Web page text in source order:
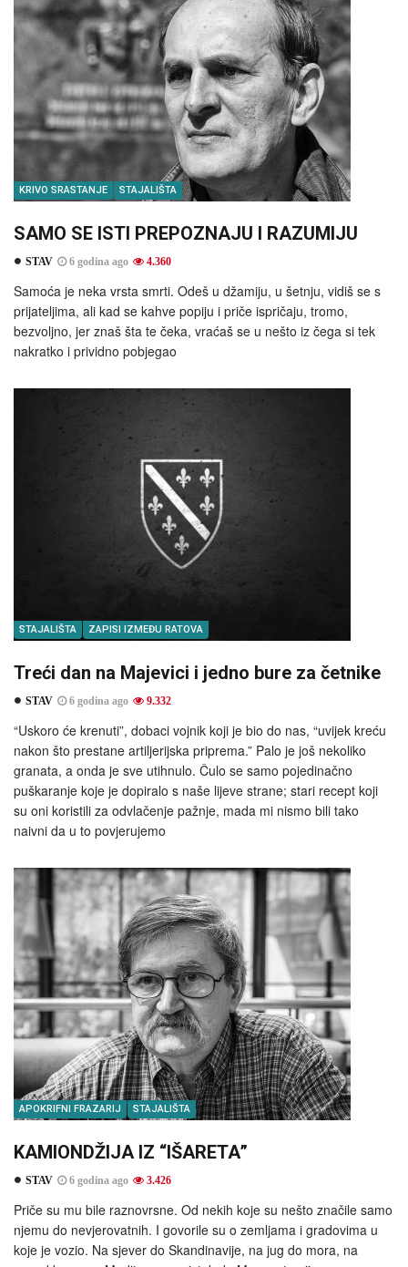
KRIVO SRASTANJE STAJALIŠTA
SAMO SE ISTI PREPOZNAJU I RAZUMIJU
STAV 6 godina ago 4.360
Samoća je neka vrsta smrti. Odeš u džamiju, u šetnju, vidiš se s
prijateljima, ali kad se kahve popiju i priče ispričaju, tromo,
bezvoljno, jer znaš šta te čeka, vraćaš se u nešto iz čega si tek
nakratko i prividno pobjegao
STAJALIŠTA ZAPISI IZMEĐU RATOVA
Treći dan na Majevici i jedno bure za četnike
STAV 6 godina ago 9.332
“Uskoro će krenuti”, dobaci vojnik koji je bio do nas, “uvijek kreću
nakon što prestane artiljerijska priprema.” Palo je još nekoliko
granata, a onda je sve utihnulo. Čulo se samo pojedinačno
puškaranje koje je dopiralo s naše lijeve strane; stari recept koji
su oni koristili za odvlačenje pažnje, mada mi nismo bili tako
naivni da u to povjerujemo
APOKRIFNI FRAZARIJ STAJALIŠTA
KAMIONDŽIJA IZ “IŠARETA”
STAV 6 godina ago 3.426
Priče su mu bile raznovrsne. Od nekih koje su nešto značile samo
njemu do nevjerovatnih. I govorile su o zemljama i gradovima u
koje je vozio. Na sjever do Skandinavije, na jug do mora, na